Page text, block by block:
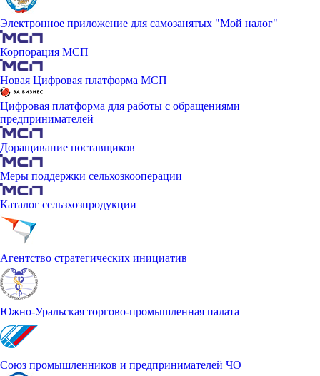
Электронное приложение для самозанятых "Мой налог"
Корпорация МСП
Новая Цифровая платформа МСП
Цифровая платформа для работы с обращениями
предпринимателей
Доращивание поставщиков
Меры поддержки сельхозкооперации
Каталог сельзхозпродукции
Агентство стратегических инициатив
Южно-Уральская торгово-промышленная палата
Союз промышленников и предпринимателей ЧО